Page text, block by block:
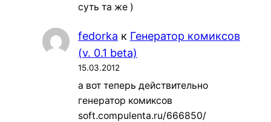
суть та же )
fedorka к Генератор комиксов
(v. 0.1 beta)
15.03.2012
а вот теперь действительно
генератор комиксов
soft.compulenta.ru/666850/